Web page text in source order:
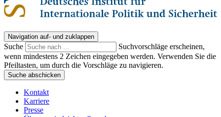
Navigation auf- und zuklappen
Suche
Suchvorschläge erscheinen,
wenn mindestens 2 Zeichen eingegeben werden. Verwenden Sie die
Pfeiltasten, um durch die Vorschläge zu navigieren.
Suche abschicken
Kontakt
Karriere
Presse